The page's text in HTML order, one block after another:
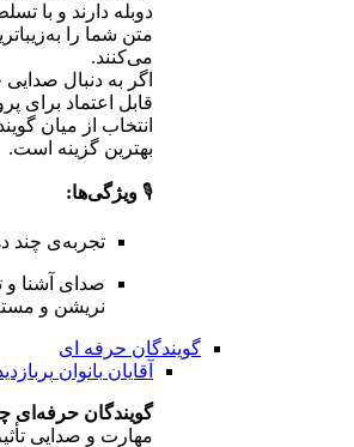
دوبله دارند و با
متن شما را
می‌کنند.
اگر به دنبال
قابل اعتماد برای
انتخاب از میان
بهترین گزینه است.
🎙️ ویژگی‌ها:
تجربه‌ی چند
صدای آشنا و
نریشن و
گویندگان حرفه ای
آقایان بانوان
گویندگان حرفه‌ای
مهارت و صدایی